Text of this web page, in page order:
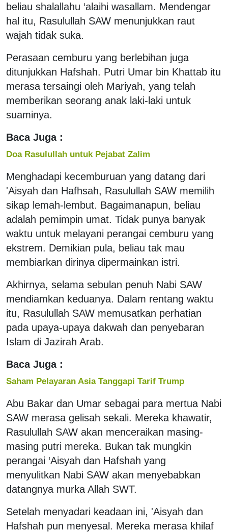
beliau shalallahu ‘alaihi wasallam. Mendengar
hal itu, Rasulullah SAW menunjukkan raut
wajah tidak suka.
Perasaan cemburu yang berlebihan juga
ditunjukkan Hafshah. Putri Umar bin Khattab itu
merasa tersaingi oleh Mariyah, yang telah
memberikan seorang anak laki-laki untuk
suaminya.
Baca Juga :
Doa Rasulullah untuk Pejabat Zalim
Menghadapi kecemburuan yang datang dari
'Aisyah dan Hafhsah, Rasulullah SAW memilih
sikap lemah-lembut. Bagaimanapun, beliau
adalah pemimpin umat. Tidak punya banyak
waktu untuk melayani perangai cemburu yang
ekstrem. Demikian pula, beliau tak mau
membiarkan dirinya dipermainkan istri.
Akhirnya, selama sebulan penuh Nabi SAW
mendiamkan keduanya. Dalam rentang waktu
itu, Rasulullah SAW memusatkan perhatian
pada upaya-upaya dakwah dan penyebaran
Islam di Jazirah Arab.
Baca Juga :
Saham Pelayaran Asia Tanggapi Tarif Trump
Abu Bakar dan Umar sebagai para mertua Nabi
SAW merasa gelisah sekali. Mereka khawatir,
Rasulullah SAW akan menceraikan masing-
masing putri mereka. Bukan tak mungkin
perangai ‘Aisyah dan Hafshah yang
menyulitkan Nabi SAW akan menyebabkan
datangnya murka Allah SWT.
Setelah menyadari keadaan ini, 'Aisyah dan
Hafshah pun menyesal. Mereka merasa khilaf